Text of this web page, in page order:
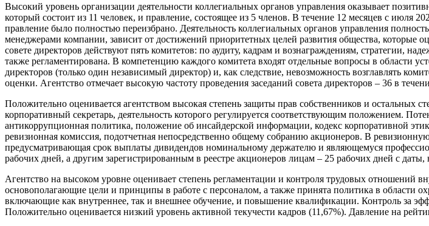
Высокий уровень организации деятельности коллегиальных органов управления оказывает
который состоит из 11 человек, и правление, состоящее из 5 членов. В течение 12 месяцев с июля
правление было полностью переизбрано. Деятельность коллегиальных органов управления
менеджерами компании, зависит от достижений приоритетных целей развития общества,
совете директоров действуют пять комитетов: по аудиту, кадрам и вознаграждениям, стратегии,
также регламентирована. В компетенцию каждого комитета входят отдельные вопросы в области
директоров (только один независимый директор) и, как следствие, невозможность возглавлять
оценки. Агентство отмечает высокую частоту проведения заседаний совета директоров – 36 в
Положительно оценивается агентством высокая степень защиты прав собственников и остальных
корпоративный секретарь, деятельность которого регулируется соответствующим положением.
антикоррупционная политика, положение об инсайдерской информации, кодекс корпоративной
ревизионная комиссия, подотчетная непосредственно общему собранию акционеров. В
предусматривающая срок выплаты дивидендов номинальному держателю и являющемуся
рабочих дней, а другим зарегистрированным в реестре акционеров лицам – 25 рабочих дней с
Агентство на высоком уровне оценивает степень регламентации и контроля трудовых
основополагающие цели и принципы в работе с персоналом, а также принята политика в области
включающие как внутреннее, так и внешнее обучение, и повышение квалификации. Контроль за
Положительно оценивается низкий уровень активной текучести кадров (11,67%). Давление на